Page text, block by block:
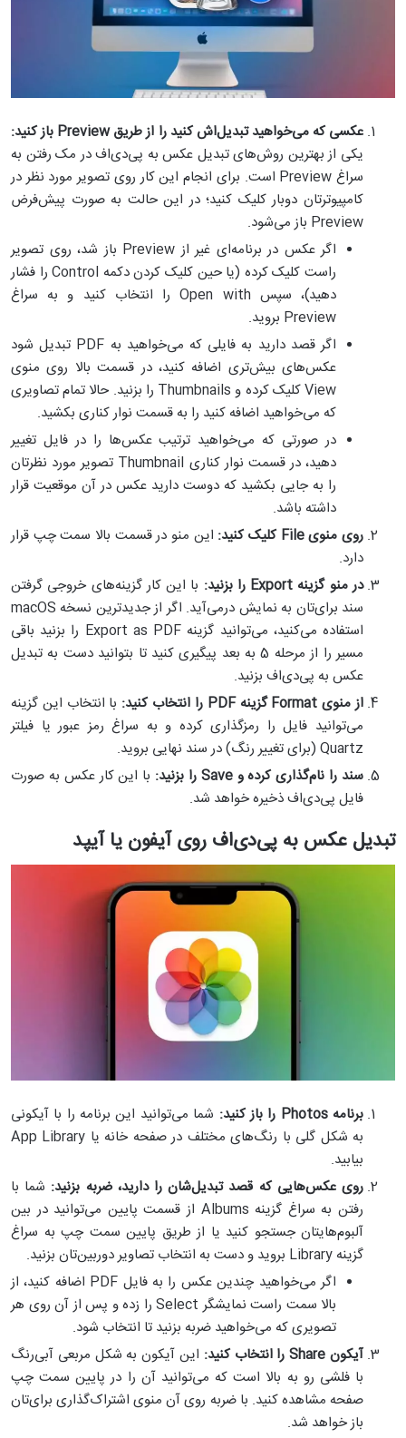
عکسی که می‌خواهید تبدیل‌اش کنید را از طریقPreview باز کنید:
یکی از بهترین روش‌های تبدیل عکس به پی‌دی‌اف در مک رفتن به
سراغ Preview است. برای انجام این کار روی تصویر مورد نظر در
کامپیوترتان دوبار کلیک کنید؛ در این حالت به صورت پیش‌فرض
Preview باز می‌شود.
اگر عکس در برنامه‌ای غیر از Preview باز شد، روی تصویر
راست کلیک کرده (یا حین کلیک کردن دکمه Control را فشار
دهید)، سپس Open with را انتخاب کنید و به سراغ
Preview بروید.
اگر قصد دارید به فایلی که می‌خواهید به PDF تبدیل شود
عکس‌های بیش‌تری اضافه کنید، در قسمت بالا روی منوی
View کلیک کرده و Thumbnails را بزنید. حالا تمام تصاویری
که می‌خواهید اضافه کنید را به قسمت نوار کناری بکشید.
در صورتی که می‌خواهید ترتیب عکس‌ها را در فایل تغییر
دهید، در قسمت نوار کناری Thumbnail تصویر مورد نظرتان
را به جایی بکشید که دوست دارید عکس در آن موقعیت قرار
داشته باشد.
روی منویFile کلیک کنید: این منو در قسمت بالا سمت چپ قرار
دارد.
در منو گزینه Export را بزنید: با این کار گزینه‌های خروجی گرفتن
سند برای‌تان به نمایش درمی‌آید. اگر از جدیدترین نسخه macOS
استفاده می‌کنید، می‌توانید گزینه Export as PDF را بزنید باقی
مسیر را از مرحله 5 به بعد پیگیری کنید تا بتوانید دست به تبدیل
عکس به پی‌دی‌اف بزنید.
از منوی FormatگزینهPDF را انتخاب کنید: با انتخاب این گزینه
می‌توانید فایل را رمزگذاری کرده و به سراغ رمز عبور یا فیلتر
Quartz (برای تغییر رنگ) در سند نهایی بروید.
سند را نام‌گذاری کرده وSave را بزنید: با این کار عکس به صورت
فایل پی‌دی‌اف ذخیره خواهد شد.
تبدیل عکس به پی‌دی‌اف روی آیفون یا آیپد
برنامهPhotos را باز کنید: شما می‌توانید این برنامه را با آیکونی
به شکل گلی با رنگ‌های مختلف در صفحه خانه یا App Library
بیابید.
روی عکس‌هایی که قصد تبدیل‌شان را دارید، ضربه بزنید: شما با
رفتن به سراغ گزینه Albums از قسمت پایین می‌توانید در بین
آلبوم‌هایتان جستجو کنید یا از طریق پایین سمت چپ به سراغ
گزینه Library بروید و دست به انتخاب تصاویر دوربین‌تان بزنید.
اگر می‌خواهید چندین عکس را به فایل PDF اضافه کنید، از
بالا سمت راست نمایشگر Select را زده و پس از آن روی هر
تصویری که می‌خواهید ضربه بزنید تا انتخاب شود.
آیکون Shareرا انتخاب کنید: این آیکون به شکل مربعی آبی‌رنگ
با فلشی رو به بالا است که می‌توانید آن را در پایین سمت چپ
صفحه مشاهده کنید. با ضربه روی آن منوی اشتراک‌گذاری برای‌تان
باز خواهد شد.